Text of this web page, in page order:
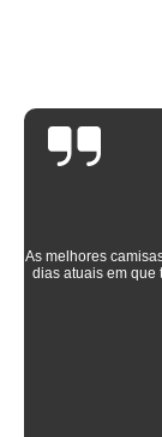
As melhores
dias atuais em que